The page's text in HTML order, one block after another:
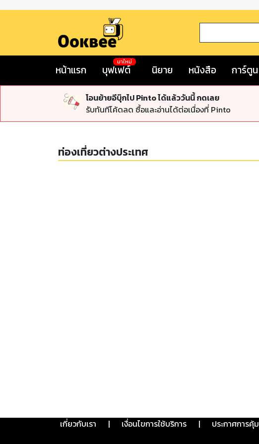
หน้าแรก บุฟเฟต์
มาใหม่
นิยาย หนังสือ การ์ตูน
โอนย้ายอีบุ๊กไป Pinto ได้แล้ววันนี้ กดเลย
รับทันทีโค้ดลด ซื้อและอ่านได้ต่อเนื่องที่ Pinto
ท่องเที่ยวต่างประเทศ
เกี่ยวกับเรา | เงื่อนไขการใช้บริการ | ประกาศการคุ้